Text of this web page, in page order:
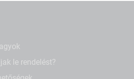
le rendelést?